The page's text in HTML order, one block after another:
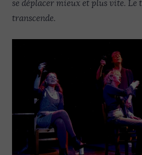
se déplacer mieux et plus vite. Le
transcende.